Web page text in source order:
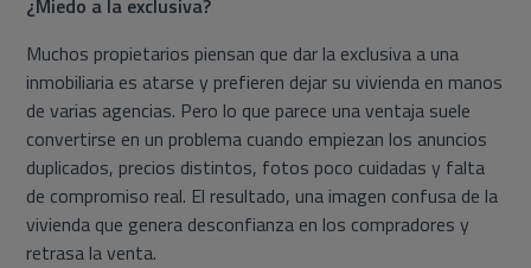
Muchos propietarios piensan que dar la exclusiva a una
inmobiliaria es atarse y prefieren dejar su vivienda en manos
de varias agencias. Pero lo que parece una ventaja suele
convertirse en un problema cuando empiezan los anuncios
duplicados, precios distintos, fotos poco cuidadas y falta
de compromiso real. El resultado, una imagen confusa de la
vivienda que genera desconfianza en los compradores y
retrasa la venta.